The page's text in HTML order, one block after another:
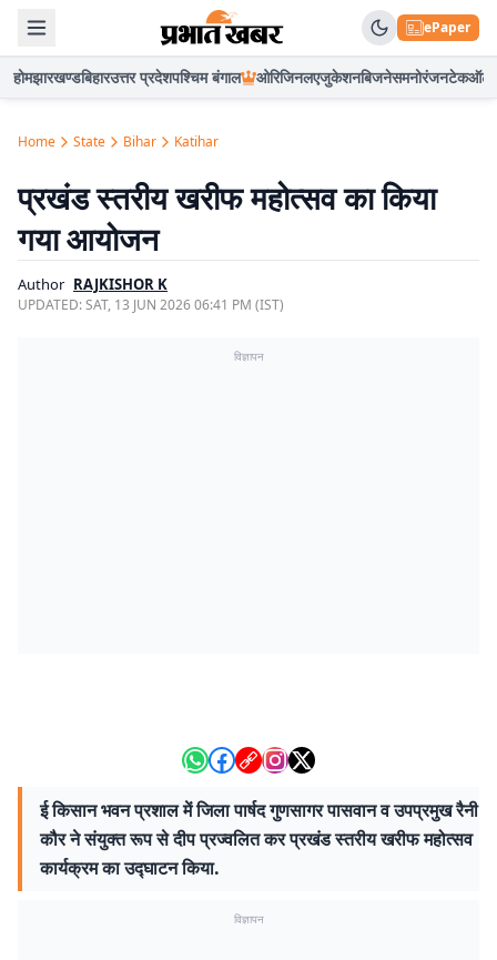
ePaper
होमझारखण्डबिहारउत्तर प्रदेशपश्चिम बंगाल ओरिजिनलएजुकेशनबिजनेसमनोरंजनटेकऑटो
Home State Bihar Katihar
प्रखंड स्तरीय खरीफ महोत्सव का किया
गया आयोजन
Author RAJKISHOR K
UPDATED:SAT, 13 JUN 2026 06:41 PM (IST)
विज्ञापन
ई किसान भवन प्रशाल में जिला पार्षद गुणसागर पासवान व उपप्रमुख रैनी
कौर ने संयुक्त रूप से दीप प्रज्वलित कर प्रखंड स्तरीय खरीफ महोत्सव
कार्यक्रम का उद्घाटन किया.
विज्ञापन